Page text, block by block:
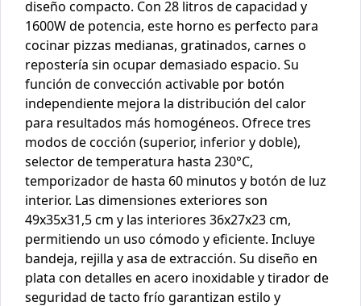
diseño compacto. Con 28 litros de capacidad y
1600W de potencia, este horno es perfecto para
cocinar pizzas medianas, gratinados, carnes o
repostería sin ocupar demasiado espacio. Su
función de convección activable por botón
independiente mejora la distribución del calor
para resultados más homogéneos. Ofrece tres
modos de cocción (superior, inferior y doble),
selector de temperatura hasta 230°C,
temporizador de hasta 60 minutos y botón de luz
interior. Las dimensiones exteriores son
49x35x31,5 cm y las interiores 36x27x23 cm,
permitiendo un uso cómodo y eficiente. Incluye
bandeja, rejilla y asa de extracción. Su diseño en
plata con detalles en acero inoxidable y tirador de
seguridad de tacto frío garantizan estilo y